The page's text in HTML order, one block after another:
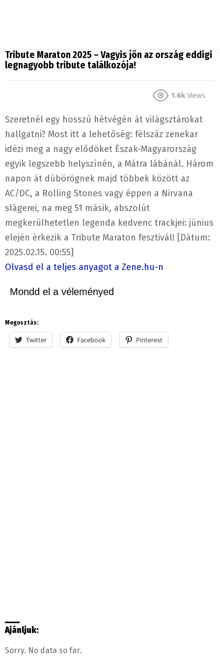
Tribute Maraton 2025 – Vagyis jön az ország eddigi
legnagyobb tribute találkozója!
1.6k Views
Szeretnél egy hosszú hétvégén át világsztárokat
hallgatni? Most itt a lehetőség: félszáz zenekar
idézi meg a nagy elődöket Észak-Magyarország
egyik legszebb helyszínén, a Mátra lábánál. Három
napon át dübörögnek majd többek között az
AC/DC, a Rolling Stones vagy éppen a Nirvana
slágerei, na meg 51 másik, abszolút
megkerülhetetlen legenda kedvenc trackjei: június
elején érkezik a Tribute Maraton fesztivál! [Dátum:
2025.02.15. 00:55]
Olvasd el a teljes anyagot a Zene.hu-n
Mondd el a véleményed
Megosztás:
Twitter Facebook Pinterest
Ajánljuk:
Sorry. No data so far.